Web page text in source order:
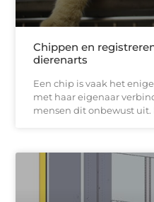
Chippen en
dierenarts
Een chip is vaak het
met haar eigenaar
mensen dit onbewust